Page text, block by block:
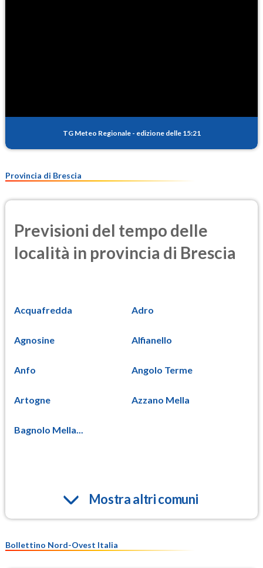
TG Meteo Regionale - edizione delle 15:21
Provincia di Brescia
Previsioni del tempo delle
località in provincia di Brescia
Acquafredda Adro
Agnosine Alfianello
Anfo Angolo Terme
Artogne Azzano Mella
Bagnolo Mella...
Mostra altri comuni
Bollettino Nord-Ovest Italia